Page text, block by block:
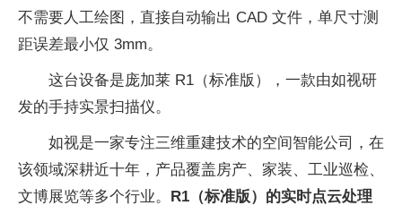
不需要人工绘图，直接自动输出 CAD 文件，单尺寸测
距误差最小仅 3mm。
这台设备是庞加莱 R1（标准版），一款由如视研
发的手持实景扫描仪。
如视是一家专注三维重建技术的空间智能公司，在
该领域深耕近十年，产品覆盖房产、家装、工业巡检、
文博展览等多个行业。 R1（标准版）的实时点云处理